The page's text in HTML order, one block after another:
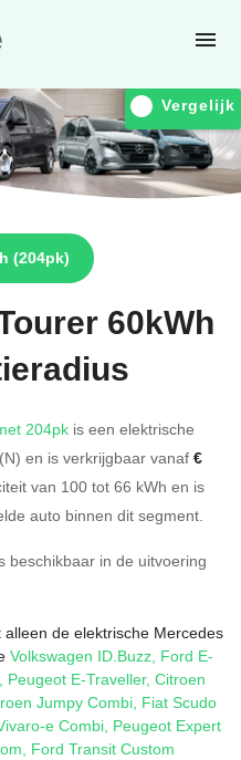
Vergelijk
(204pk)
60kWh
204pk is een elektrische
en is verkrijgbaar vanaf €
van 100 tot 66 kWh en is
auto binnen dit segment.
beschikbaar in de uitvoering
alleen de elektrische Mercedes
Volkswagen ID.Buzz, Ford E-
, Peugeot E-Traveller, Citroen
Jumpy Combi, Fiat Scudo
e Combi, Peugeot Expert
, Ford Transit Custom